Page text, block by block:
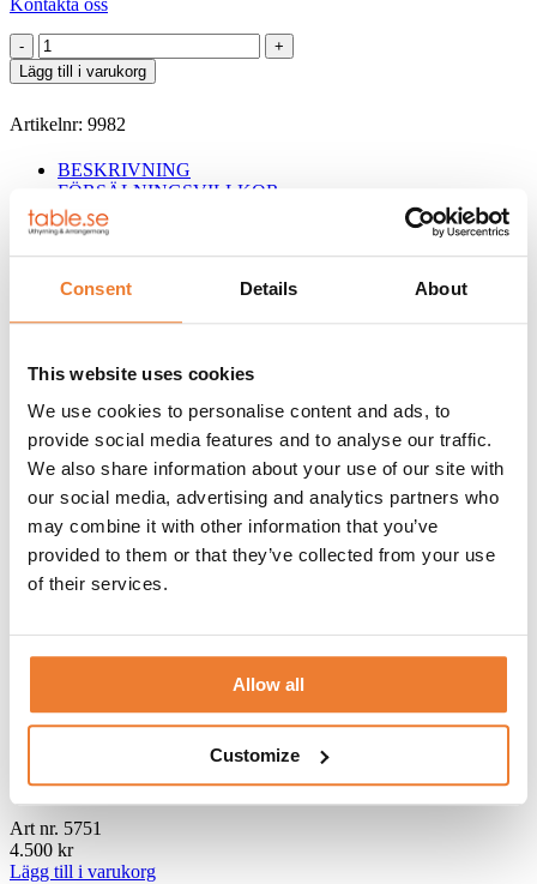
Consent Details About
This website uses cookies
We use cookies to personalise content and ads, to
provide social media features and to analyse our traffic.
We also share information about your use of our site with
our social media, advertising and analytics partners who
may combine it with other information that you’ve
provided to them or that they’ve collected from your use
of their services.
Allow all
Customize
Flytande
torkmedel
Toprinse
mängd
Lägg till i varukorg
Artikelnr: 9982
BESKRIVNING
FÖRSÄLNINGSVILLKOR
KUNDTJÄNST
Flytande neutralt ytavspännande torkmedel för tunnelmaskin och
självtorkning av diskgodset. För användning i doseringsystem.
Table förbehåller sig rätten att byta fabrikat på förbrukningsartiklar.
Vid försäljning förbehåller sig försäljaren äganderätten till aktuellt
objekt till dess att full betalning har erlagts. Betalningsvillkor är
förskott på faktura om ej annat överenskommits. Mervärdeskatt
enligt lag tillkommer på alla priser. Faktureringsavgift tillkommer
med 50 kr. Vid försenad betalning debiteras dröjsmålsränta med
18,00 % per månad, jämte en lagstadgad påminnelseavgift om 45 kr.
Vid inkasso debiteras lagstadgad inkassoavgift.
Telefon:
(tryck 1 i växelmenyn)
E-post: info@table.se
Underbänksdiskmaskin
Art nr. 5751
4.500 kr
Lägg till i varukorg